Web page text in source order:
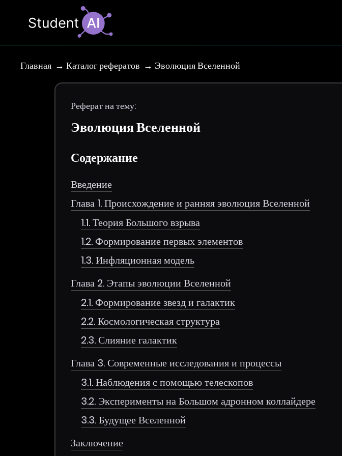
Главная Каталог рефератов Эволюция Вселенной
Реферат на тему:
Эволюция Вселенной
Содержание
Введение
Глава 1. Происхождение и ранняя эволюция Вселенной
1.1. Теория Большого взрыва
1.2. Формирование первых элементов
1.3. Инфляционная модель
Глава 2. Этапы эволюции Вселенной
2.1. Формирование звезд и галактик
2.2. Космологическая структура
2.3. Слияние галактик
Глава 3. Современные исследования и процессы
3.1. Наблюдения с помощью телескопов
3.2. Эксперименты на Большом адронном коллайдере
3.3. Будущее Вселенной
Заключение